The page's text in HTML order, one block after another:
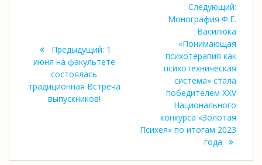
записям
Предыдущий: Предыдущая
запись:
1
июня на факультете
состоялась
традиционная Встреча
выпускников!
Следующий:
Монография Ф.Е.
Василюка
«Понимающая
психотерапия как
психотехническая
система» стала
победителем XXV
Национального
конкурса «Золотая
Психея» по итогам 2023
года